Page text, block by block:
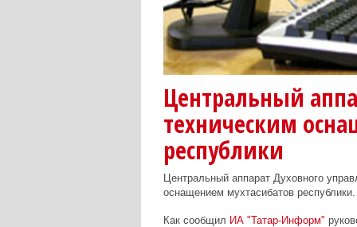
Центральный
техническим
республики
Центральный аппарат Духовного
оснащением мухтасибатов республики.
Как сообщил ИА "Татар-Информ"